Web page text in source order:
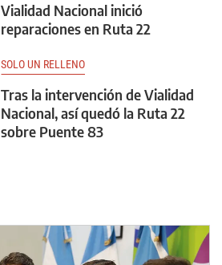
Vialidad Nacional inició
reparaciones en Ruta 22
SOLO UN RELLENO
Tras la intervención de Vialidad
Nacional, así quedó la Ruta 22
sobre Puente 83